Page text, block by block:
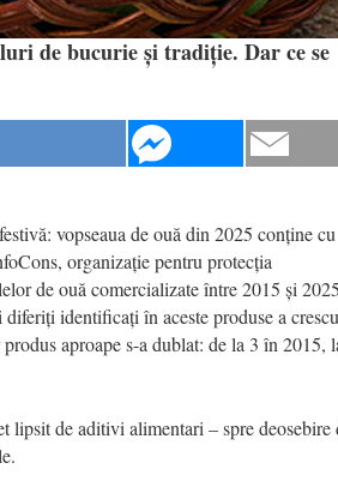
de bucurie și tradiție. Dar ce se
vopseaua de ouă din 2025 conține cu
organizație pentru protecția
de ouă comercializate între 2015 și
identificați în aceste produse a
aproape s-a dublat: de la 3 în 2015,
de aditivi alimentari – spre deosebire